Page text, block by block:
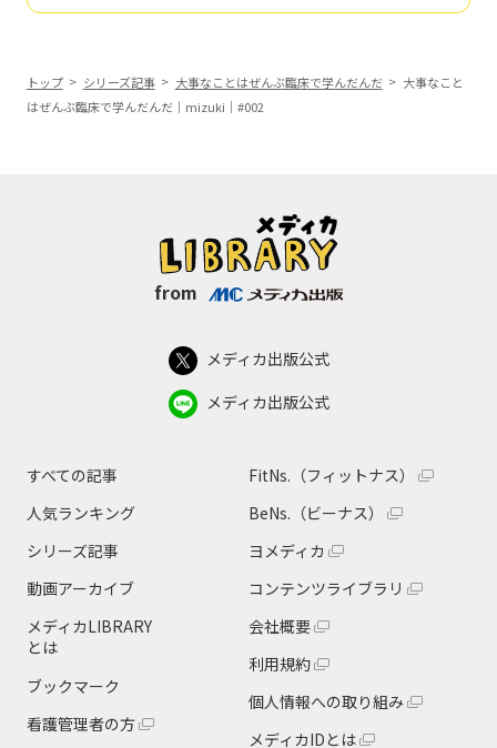
トップ シリーズ記事 大事なことはぜんぶ臨床で学んだんだ
大事なこと
はぜんぶ臨床で学んだんだ｜mizuki｜#002
from
メディカ出版公式
メディカ出版公式
すべての記事
人気ランキング
シリーズ記事
動画アーカイブ
メディカLIBRARY
とは
ブックマーク
看護管理者の方
FitNs.（フィットナス）
BeNs.（ビーナス）
ヨメディカ
コンテンツライブラリ
会社概要
利用規約
個人情報への取り組み
メディカIDとは